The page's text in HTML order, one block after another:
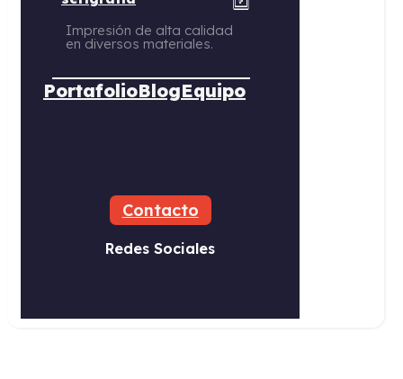
Impresión de alta calidad
en diversos materiales.
PortafolioBlogEquipo
Contacto
Redes Sociales